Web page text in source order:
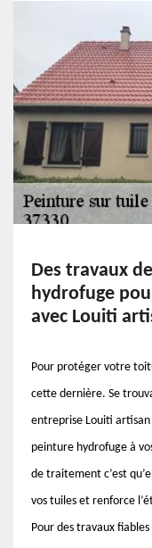
Des travaux
hydrofuge
avec Louiti
Pour protéger votre
cette dernière. Se
entreprise Louiti
peinture hydrofuge à
de traitement c’est
vos tuiles et renforce
Pour des travaux